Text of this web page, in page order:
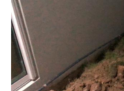
เด็ก
สัตว์
เลี้ยง
Infographic